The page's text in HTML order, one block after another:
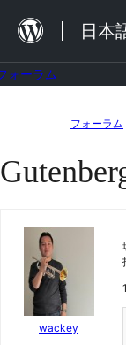
を
プ
日本
ォーラム
テ
フォーラム
wackey